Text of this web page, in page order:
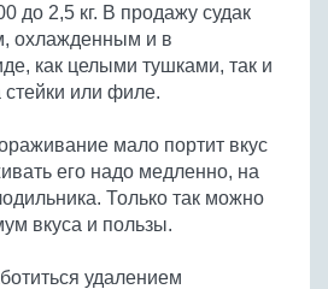
до 2,5 кг. В продажу судак
охлажденным и в
как целыми тушками, так и
или филе.
мало портит вкус
его надо медленно, на
Только так можно
вкуса и пользы.
удалением